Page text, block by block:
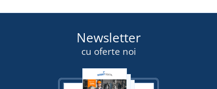
Newsletter
cu oferte noi